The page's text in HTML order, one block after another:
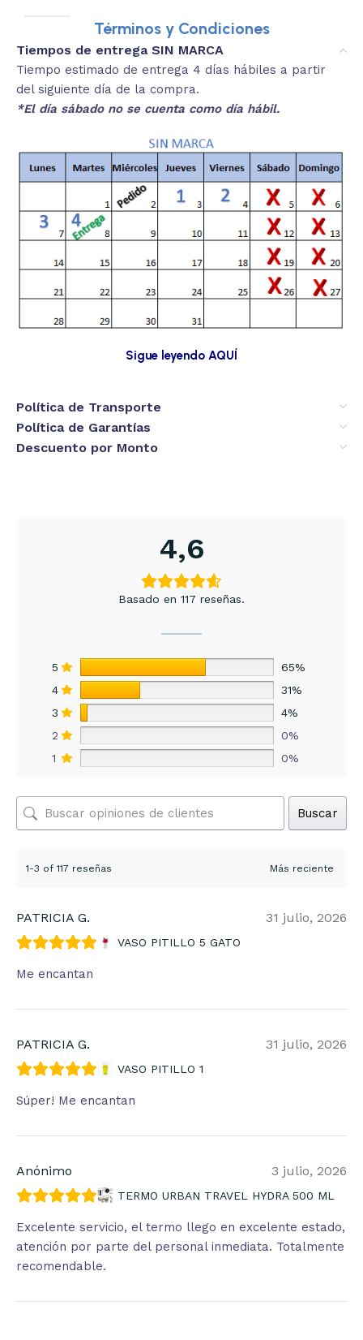
Términos y Condiciones
Tiempos de entrega SIN MARCA
Tiempo estimado de entrega 4 días hábiles a partir
del siguiente día de la compra.
*El día sábado no se cuenta como día hábil.
Sigue leyendo AQUÍ
Política de Transporte
Política de Garantías
Descuento por Monto
4,6
Basado en 117 reseñas.
5
65%
4
31%
3
4%
2
0%
1
0%
Buscar
1-3 of 117 reseñas
PATRICIA G. 31 julio, 2026
VASO PITILLO 5 GATO
Me encantan
PATRICIA G. 31 julio, 2026
VASO PITILLO 1
Súper! Me encantan
Anónimo 3 julio, 2026
TERMO URBAN TRAVEL HYDRA 500 ML
Excelente servicio, el termo llego en excelente estado,
atención por parte del personal inmediata. Totalmente
recomendable.